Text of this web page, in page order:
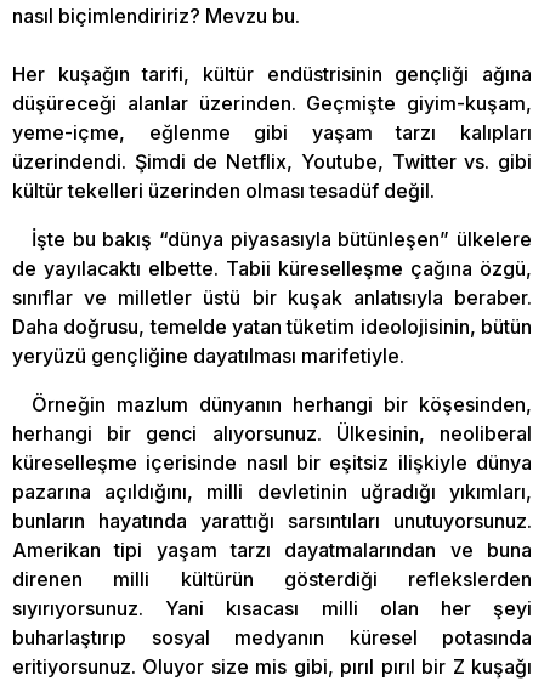
nasıl biçimlendiririz? Mevzu bu.
Her kuşağın tarifi, kültür endüstrisinin gençliği ağına
düşüreceği alanlar üzerinden. Geçmişte giyim-kuşam,
yeme-içme, eğlenme gibi yaşam tarzı kalıpları
üzerindendi. Şimdi de Netflix, Youtube, Twitter vs. gibi
kültür tekelleri üzerinden olması tesadüf değil.
İşte bu bakış “dünya piyasasıyla bütünleşen” ülkelere
de yayılacaktı elbette. Tabii küreselleşme çağına özgü,
sınıflar ve milletler üstü bir kuşak anlatısıyla beraber.
Daha doğrusu, temelde yatan tüketim ideolojisinin, bütün
yeryüzü gençliğine dayatılması marifetiyle.
Örneğin mazlum dünyanın herhangi bir köşesinden,
herhangi bir genci alıyorsunuz. Ülkesinin, neoliberal
küreselleşme içerisinde nasıl bir eşitsiz ilişkiyle dünya
pazarına açıldığını, milli devletinin uğradığı yıkımları,
bunların hayatında yarattığı sarsıntıları unutuyorsunuz.
Amerikan tipi yaşam tarzı dayatmalarından ve buna
direnen milli kültürün gösterdiği reflekslerden
sıyırıyorsunuz. Yani kısacası milli olan her şeyi
buharlaştırıp sosyal medyanın küresel potasında
eritiyorsunuz. Oluyor size mis gibi, pırıl pırıl bir Z kuşağı